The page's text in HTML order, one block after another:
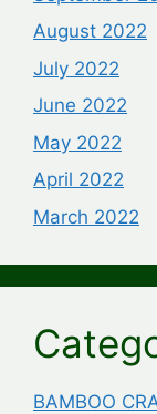
August 2022
July 2022
June 2022
May 2022
April 2022
March 2022
BAMBOO